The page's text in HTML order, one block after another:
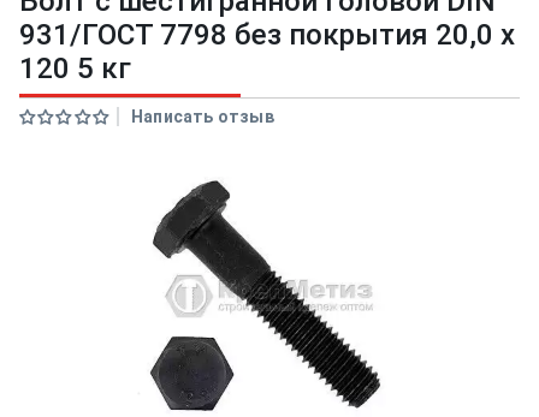
931/ГОСТ 7798 без покрытия 20,0 x
120 5 кг
Написать отзыв